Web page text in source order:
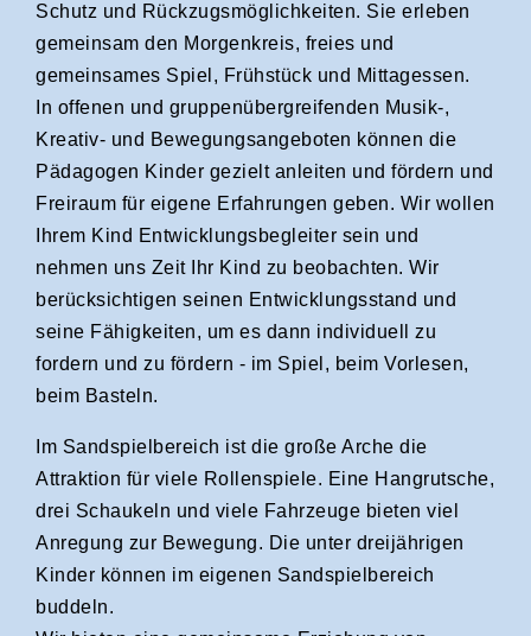
Schutz und Rückzugsmöglichkeiten. Sie erleben
gemeinsam den Morgenkreis, freies und
gemeinsames Spiel, Frühstück und Mittagessen.
In offenen und gruppenübergreifenden Musik-,
Kreativ- und Bewegungsangeboten können die
Pädagogen Kinder gezielt anleiten und fördern und
Freiraum für eigene Erfahrungen geben. Wir wollen
Ihrem Kind Entwicklungsbegleiter sein und
nehmen uns Zeit Ihr Kind zu beobachten. Wir
berücksichtigen seinen Entwicklungsstand und
seine Fähigkeiten, um es dann individuell zu
fordern und zu fördern - im Spiel, beim Vorlesen,
beim Basteln.
Im Sandspielbereich ist die große Arche die
Attraktion für viele Rollenspiele. Eine Hangrutsche,
drei Schaukeln und viele Fahrzeuge bieten viel
Anregung zur Bewegung. Die unter dreijährigen
Kinder können im eigenen Sandspielbereich
buddeln.